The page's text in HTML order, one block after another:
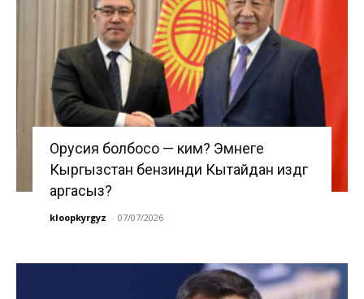
Орусия болбосо — ким? Эмнеге
Кыргызстан бензинди Кытайдан издөөгө
аргасыз?
kloopkyrgyz - 07/07/2026